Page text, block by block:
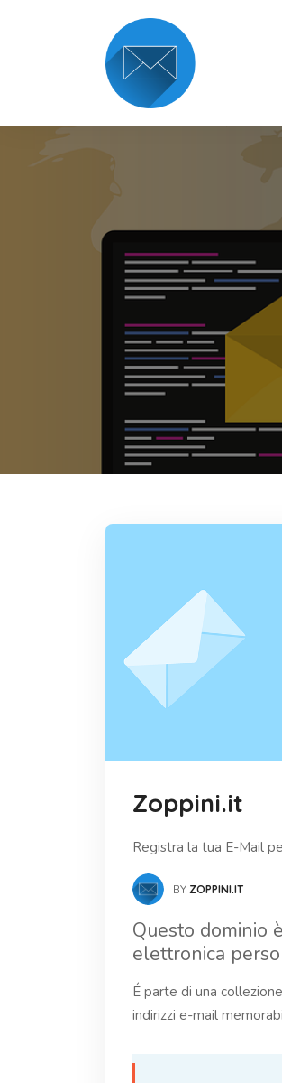
Zoppini.it
Registra la tua E-Mail
BY ZOPPINI.IT
Questo dominio
elettronica
É parte di una
indirizzi e-mail